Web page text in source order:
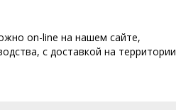
on-line на нашем сайте,
с доставкой на территории